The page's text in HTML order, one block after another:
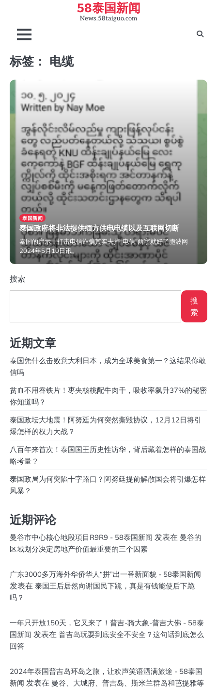
content
58泰国新闻
News.58taiguo.com
标签： 电缆
泰国新闻
泰国政府将非法提供缅方供电电缆以及互联网切断
泰国的启示：打击电信诈骗其实去掉“电信”两字就好了胞波网
2024年5月10日讯。
2024年5月16日
搜索
搜
索
近期文章
泰国凭什么击败意大利日本，成为全球美食第一？这结果你敢
信吗
贫血不用吞铁片！枣夹核桃配牛肉干，吸收率飙升37%的秘密
你知道吗？
泰国政坛大地震！阿努廷为何突然撕毁协议，12月12日将引
爆怎样的权力大战？
八百年来首次！泰国国王历史性访华，背后藏着怎样的泰国战
略考量？
泰国政局为何突陷十字路口？阿努廷提前解散国会将引爆怎样
风暴？
近期评论
曼谷市中心核心地段項目R9R9 - 58泰国新闻 发表在 曼谷的
区域划分决定房地产价值最重要的三个因素
广东3000多万海外华侨华人“拼”出一番新面貌 - 58泰国新闻
发表在 泰国王后居然向谢国民下跪，真是有钱能使后下跪
吗？
一年只开放150天，它又来了！普吉-骑大象-普吉大佛 - 58泰
国新闻 发表在 普吉岛玩耍到底安全不安全？这句话到底怎么
回答
2024年泰国普吉岛环岛之旅，让欢声笑语洒满旅途 - 58泰国
新闻 发表在 曼谷、大城府、普吉岛、斯米兰群岛和芭提雅等